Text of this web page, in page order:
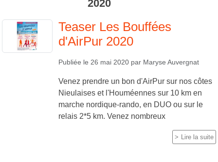
2020
Teaser Les Bouffées
d'AirPur 2020
Publiée le 26 mai 2020 par Maryse Auvergnat
Venez prendre un bon d'AirPur sur nos côtes
Nieulaises et l'Houméennes sur 10 km en
marche nordique-rando, en DUO ou sur le
relais 2*5 km. Venez nombreux
Lire la suite